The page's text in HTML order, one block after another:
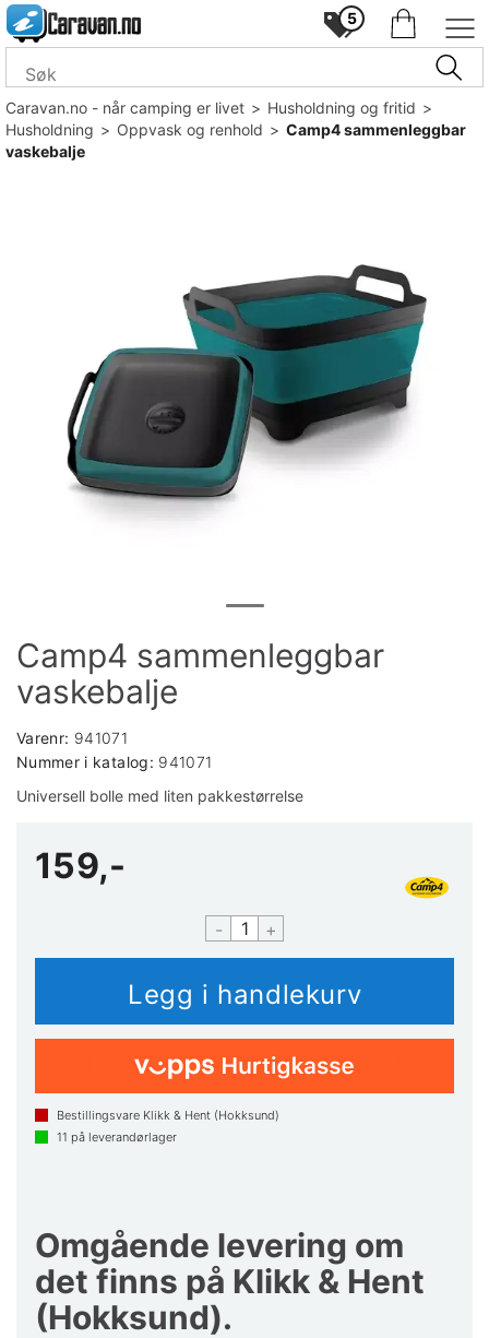
5
Caravan.no - når camping er livet>Husholdning og fritid>
Husholdning>Oppvask og renhold>Camp4 sammenleggbar
vaskebalje
Camp4 sammenleggbar
vaskebalje
Varenr: 941071
Nummer i katalog: 941071
Universell bolle med liten pakkestørrelse
159,-
- +
Bestillingsvare Klikk & Hent (Hokksund)
11 på leverandørlager
Omgående levering om
det finns på Klikk & Hent
(Hokksund).